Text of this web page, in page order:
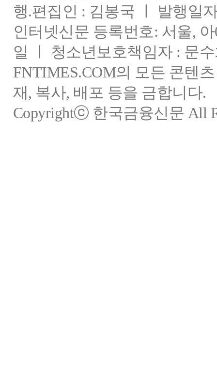
행.편집인 : 김봉국 ㅣ 발행일
인터넷신문 등록번호: 서울,
일 ㅣ 청소년보호책임자 : 문
FNTIMES.COM의 모든 콘텐
재, 복사, 배포 등을 금합니다.
Copyrightⓒ 한국금융신문 All